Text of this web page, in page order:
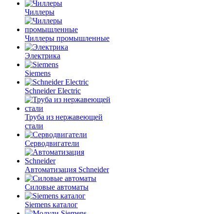
Чиллеры
Чиллеры промышленные
Электрика
Siemens
Schneider Electric
Труба из нержавеющей
стали
Серводвигатели
Автоматизация Schneider
Силовые автоматы
Siemens каталог